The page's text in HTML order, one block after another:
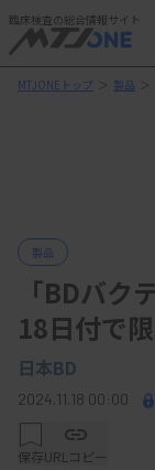
臨床検査の総合情報サイト
MTJONEトップ ＞ 製品 ＞
製品
「BDバク
18日付で
日本BD
2024.11.18 00:00
保存URLコピー